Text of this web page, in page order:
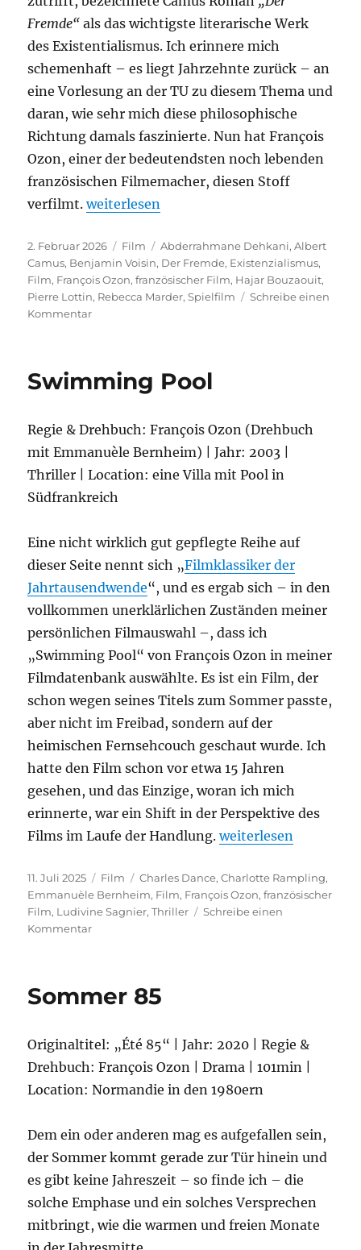
Fremde“ als das wichtigste literarische Werk
des Existentialismus. Ich erinnere mich
schemenhaft – es liegt Jahrzehnte zurück – an
eine Vorlesung an der TU zu diesem Thema und
daran, wie sehr mich diese philosophische
Richtung damals faszinierte. Nun hat François
Ozon, einer der bedeutendsten noch lebenden
französischen Filmemacher, diesen Stoff
verfilmt.„Der Fremde“
weiterlesen
Veröffentlicht
am
2. Februar 2026 Kategorien
Film Schlagwörter
Abderrahmane Dehkani,Albert
Camus, Benjamin Voisin, Der Fremde, Existenzialismus,
Film, François Ozon,französischer Film, Hajar Bouzaouit,
Pierre Lottin, Rebecca Marder,Spielfilm
Schreibe einen
Kommentarzu
Swimming Pool
Regie & Drehbuch: François Ozon (Drehbuch
mit Emmanuèle Bernheim) | Jahr: 2003 |
Thriller | Location: eine Villa mit Pool in
Südfrankreich
Eine nicht wirklich gut gepflegte Reihe auf
dieser Seite nennt sich „Filmklassiker der
Jahrtausendwende“, und es ergab sich – in den
vollkommen unerklärlichen Zuständen meiner
persönlichen Filmauswahl –, dass ich
„Swimming Pool“ von François Ozon in meiner
Filmdatenbank auswählte. Es ist ein Film, der
schon wegen seines Titels zum Sommer passte,
aber nicht im Freibad, sondern auf der
heimischen Fernsehcouch geschaut wurde. Ich
hatte den Film schon vor etwa 15 Jahren
gesehen, und das Einzige, woran ich mich
erinnerte, war ein Shift in der Perspektive des
Films im Laufe der Handlung.„Swimming Pool“
weiterlesen
Veröffentlicht
am
11. Juli 2025 Kategorien
Film Schlagwörter
Charles Dance,Charlotte Rampling,
Emmanuèle Bernheim, Film, François Ozon,französischer
Film, Ludivine Sagnier,Thriller
Schreibe einen
Kommentarzu
Sommer 85
Originaltitel: „Été 85“ | Jahr: 2020 | Regie &
Drehbuch: François Ozon | Drama | 101min |
Location: Normandie in den 1980ern
Dem ein oder anderen mag es aufgefallen sein,
der Sommer kommt gerade zur Tür hinein und
es gibt keine Jahreszeit – so finde ich – die
solche Emphase und ein solches Versprechen
mitbringt, wie die warmen und freien Monate